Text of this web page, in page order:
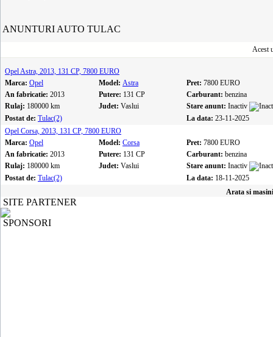
ANUNTURI AUTO TULAC
Acest
Opel Astra, 2013, 131 CP, 7800 EURO
Marca: Opel Model: Astra Pret: 7800 EURO
An fabricatie: 2013 Putere: 131 CP Carburant: benzina
Rulaj: 180000 km Judet: Vaslui Stare anunt: Inactiv
Postat de: Tulac(2) La data: 23-11-2025
Opel Corsa, 2013, 131 CP, 7800 EURO
Marca: Opel Model: Corsa Pret: 7800 EURO
An fabricatie: 2013 Putere: 131 CP Carburant: benzina
Rulaj: 180000 km Judet: Vaslui Stare anunt: Inactiv
Postat de: Tulac(2) La data: 18-11-2025
Arata si
SITE PARTENER
SPONSORI